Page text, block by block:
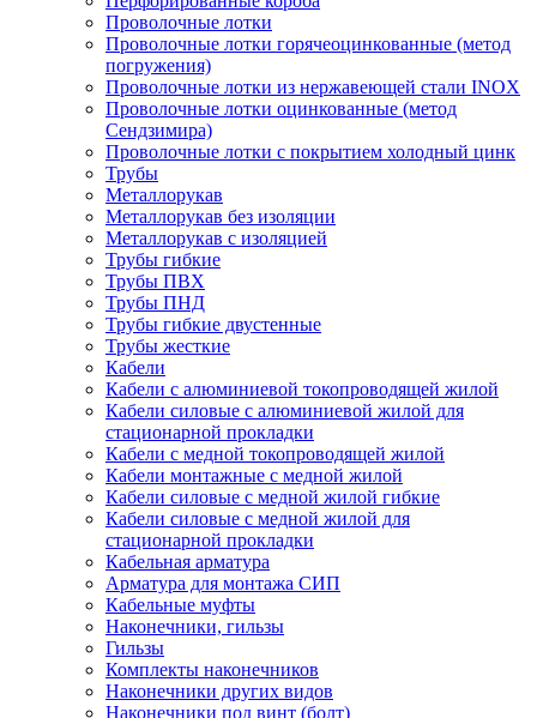
Проволочные лотки
Проволочные лотки горячеоцинкованные (метод
погружения)
Проволочные лотки из нержавеющей стали INOX
Проволочные лотки оцинкованные (метод
Сендзимира)
Проволочные лотки с покрытием холодный цинк
Трубы
Металлорукав
Металлорукав без изоляции
Металлорукав с изоляцией
Трубы гибкие
Трубы ПВХ
Трубы ПНД
Трубы гибкие двустенные
Трубы жесткие
Кабели
Кабели с алюминиевой токопроводящей жилой
Кабели силовые с алюминиевой жилой для
стационарной прокладки
Кабели с медной токопроводящей жилой
Кабели монтажные с медной жилой
Кабели силовые с медной жилой гибкие
Кабели силовые с медной жилой для
стационарной прокладки
Кабельная арматура
Арматура для монтажа СИП
Кабельные муфты
Наконечники, гильзы
Гильзы
Комплекты наконечников
Наконечники других видов
Наконечники под винт (болт)